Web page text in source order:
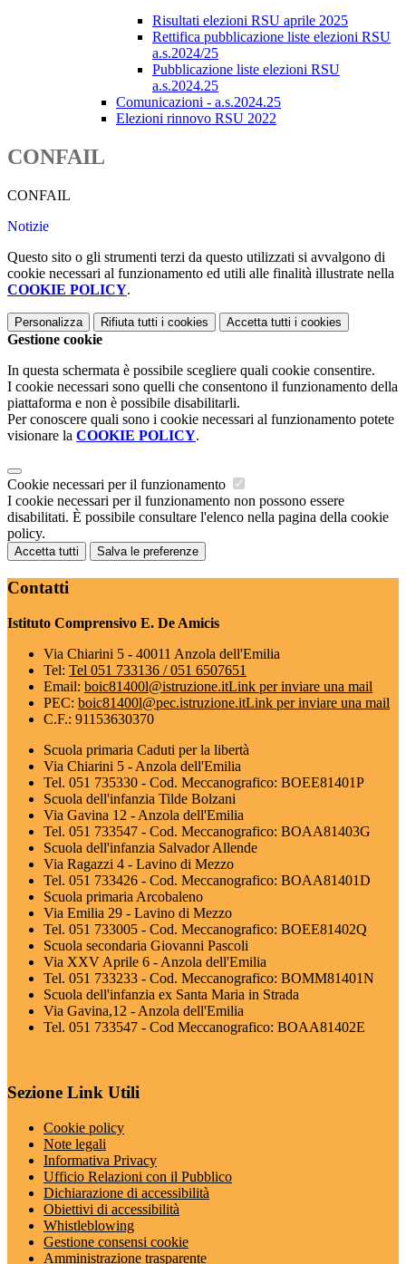
Risultati elezioni RSU aprile 2025
Rettifica pubblicazione liste elezioni RSU
a.s.2024/25
Pubblicazione liste elezioni RSU
a.s.2024.25
Comunicazioni - a.s.2024.25
Elezioni rinnovo RSU 2022
CONFAIL
CONFAIL
Notizie
Questo sito o gli strumenti terzi da questo utilizzati si avvalgono di
cookie necessari al funzionamento ed utili alle finalità illustrate nella
COOKIE POLICY.
Personalizza Rifiuta tutti i cookies Accetta tutti i cookies
Gestione cookie
In questa schermata è possibile scegliere quali cookie consentire.
I cookie necessari sono quelli che consentono il funzionamento della
piattaforma e non è possibile disabilitarli.
Per conoscere quali sono i cookie necessari al funzionamento potete
visionare la COOKIE POLICY.
Cookie necessari per il funzionamento
I cookie necessari per il funzionamento non possono essere
disabilitati. È possibile consultare l'elenco nella pagina della cookie
policy.
Accetta tutti Salva le preferenze
Contatti
Istituto Comprensivo E. De Amicis
Via Chiarini 5 - 40011 Anzola dell'Emilia
Tel: Tel 051 733136 / 051 6507651
Email: boic81400l@istruzione.itLink per inviare una mail
PEC: boic81400l@pec.istruzione.itLink per inviare una mail
C.F.: 91153630370
Scuola primaria Caduti per la libertà
Via Chiarini 5 - Anzola dell'Emilia
Tel. 051 735330 - Cod. Meccanografico: BOEE81401P
Scuola dell'infanzia Tilde Bolzani
Via Gavina 12 - Anzola dell'Emilia
Tel. 051 733547 - Cod. Meccanografico: BOAA81403G
Scuola dell'infanzia Salvador Allende
Via Ragazzi 4 - Lavino di Mezzo
Tel. 051 733426 - Cod. Meccanografico: BOAA81401D
Scuola primaria Arcobaleno
Via Emilia 29 - Lavino di Mezzo
Tel. 051 733005 - Cod. Meccanografico: BOEE81402Q
Scuola secondaria Giovanni Pascoli
Via XXV Aprile 6 - Anzola dell'Emilia
Tel. 051 733233 - Cod. Meccanografico: BOMM81401N
Scuola dell'infanzia ex Santa Maria in Strada
Via Gavina,12 - Anzola dell'Emilia
Tel. 051 733547 - Cod Meccanografico: BOAA81402E
Sezione Link Utili
Cookie policy
Note legali
Informativa Privacy
Ufficio Relazioni con il Pubblico
Dichiarazione di accessibilità
Obiettivi di accessibilità
Whistleblowing
Gestione consensi cookie
Amministrazione trasparente